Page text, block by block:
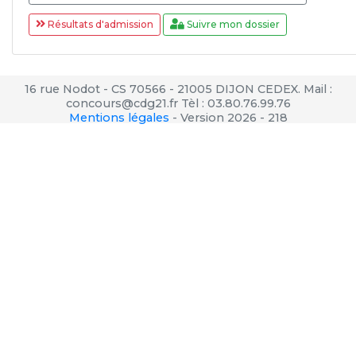
Résultats d'admission Suivre mon dossier
16 rue Nodot - CS 70566 - 21005 DIJON CEDEX. Mail :
concours@cdg21.fr Tèl : 03.80.76.99.76
Mentions légales - Version 2026 - 218